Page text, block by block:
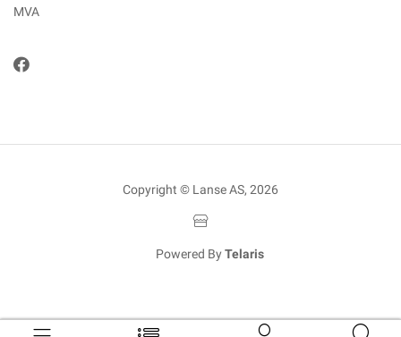
MVA
Copyright © Lanse AS, 2026
Powered By Telaris